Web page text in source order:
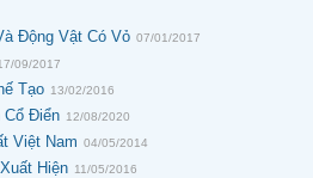
Động Vật Có Vỏ 07/01/2017
09/2017
Tạo 13/02/2016
Cổ Điển 12/08/2020
Việt Nam 04/05/2014
Hiện 11/05/2016